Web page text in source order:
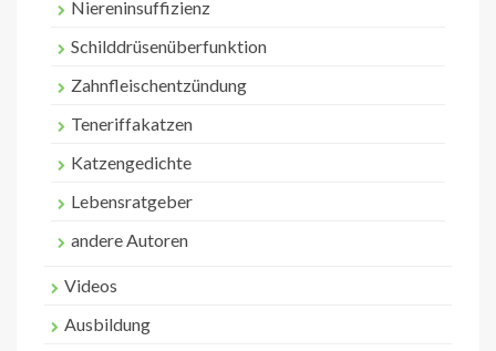
Niereninsuffizienz
Schilddrüsenüberfunktion
Zahnfleischentzündung
Teneriffakatzen
Katzengedichte
Lebensratgeber
andere Autoren
Videos
Ausbildung